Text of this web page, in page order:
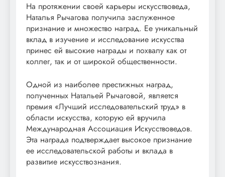
На протяжении своей карьеры искусствоведа,
Наталья Рычагова получила заслуженное
признание и множество наград. Ее уникальный
вклад в изучение и исследование искусства
принес ей высокие награды и похвалу как от
коллег, так и от широкой общественности.
Одной из наиболее престижных наград,
полученных Натальей Рычаговой, является
премия «Лучший исследовательский труд» в
области искусства, которую ей вручила
Международная Ассоциация Искусствоведов.
Эта награда подтверждает высокое признание
ее исследовательской работы и вклада в
развитие искусствознания.